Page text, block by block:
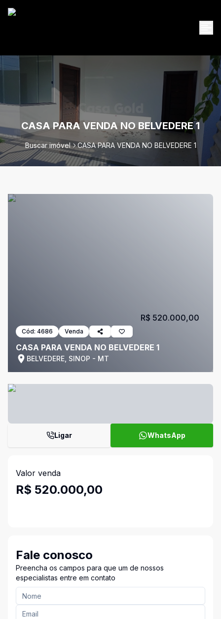
CASA PARA VENDA NO BELVEDERE 1
Buscar imóvel CASA PARA VENDA NO BELVEDERE 1
Cód: 4686 Venda
CASA PARA VENDA NO BELVEDERE 1
BELVEDERE, SINOP - MT
R$ 520.000,00
Ligar WhatsApp
Valor venda
R$ 520.000,00
Fale conosco
Preencha os campos para que um de nossos
especialistas entre em contato